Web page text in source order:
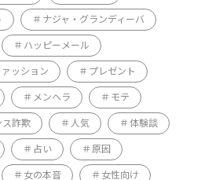
ナジャ・グランディーバ
ハッピーメール
ァッション プレゼント
メンヘラ モテ
ス詐欺 人気 体験談
占い 原因
女の本音 女性向け